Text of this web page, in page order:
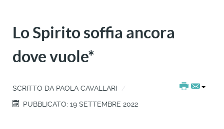
Lo Spirito soffia ancora
dove vuole*
SCRITTO DA PAOLA CAVALLARI
PUBBLICATO: 19 SETTEMBRE 2022